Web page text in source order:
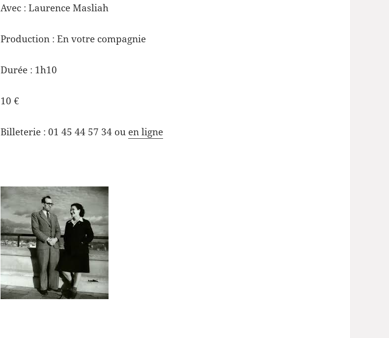
Avec : Laurence Masliah
Production : En votre compagnie
Durée : 1h10
10 €
Billeterie : 01 45 44 57 34 ou en ligne